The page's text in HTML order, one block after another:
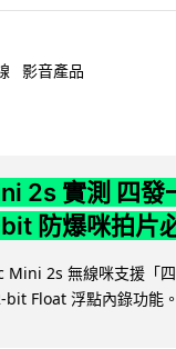
影音產品
2s 實測 四發
防爆咪拍片
Mini 2s 無線咪支援「
bit Float 浮點內錄功能